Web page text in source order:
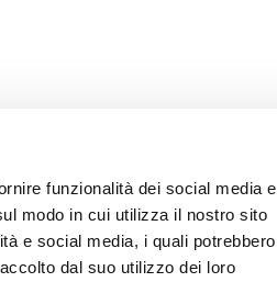
funzionalità dei social media e
modo in cui utilizza il nostro sito
e social media, i quali potrebbero
dal suo utilizzo dei loro